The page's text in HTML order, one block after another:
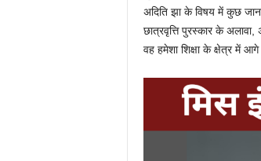
अदिति झा के विषय में कुछ
छात्रवृत्ति पुरस्कार के
वह हमेशा शिक्षा के क्षेत्र में